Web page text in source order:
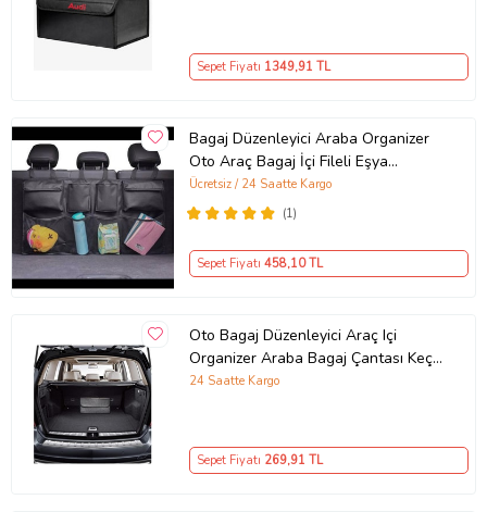
Sepet Fiyatı 1349,91 TL
Bagaj Düzenleyici Araba Organizer
Oto Araç Bagaj İçi Fileli Eşya
Düzenleyici Organizeri Çantası
(Siyah)
(1)
Ücretsiz / 24 Saatte Kargo
Sepet Fiyatı 458,10 TL
Oto Bagaj Düzenleyici Araç Içi
Organizer Araba Bagaj Çantası Keçe
Aksesuar Aparat Çanta
24 Saatte Kargo
Sepet Fiyatı 269,91 TL